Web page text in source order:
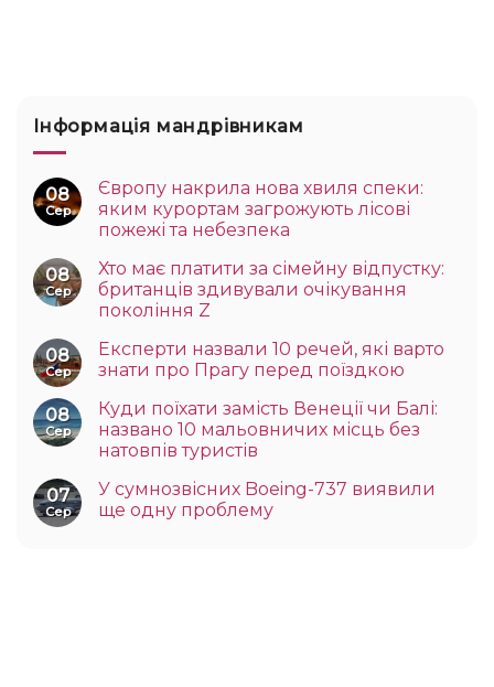
Інформація мандрівникам
08
Сер
Європу накрила нова хвиля спеки:
яким курортам загрожують лісові
пожежі та небезпека
08
Сер
Хто має платити за сімейну відпустку:
британців здивували очікування
покоління Z
08
Сер
Експерти назвали 10 речей, які варто
знати про Прагу перед поїздкою
08
Сер
Куди поїхати замість Венеції чи Балі:
названо 10 мальовничих місць без
натовпів туристів
07
Сер
У сумнозвісних Boeing-737 виявили
ще одну проблему